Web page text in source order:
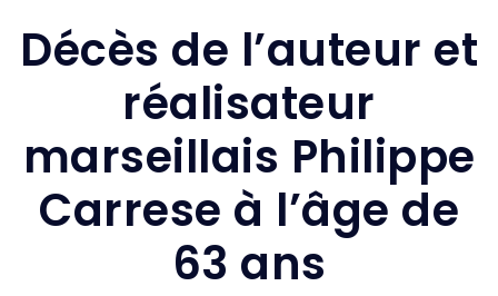
Décès de l’auteur et
réalisateur
marseillais Philippe
Carrese à l’âge de
63 ans